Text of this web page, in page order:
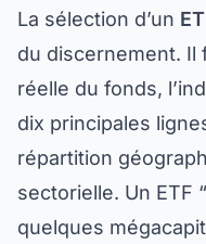
La sélection d’un
du discernement. Il
réelle du fonds,
dix principales
répartition
sectorielle. Un ETF
quelques